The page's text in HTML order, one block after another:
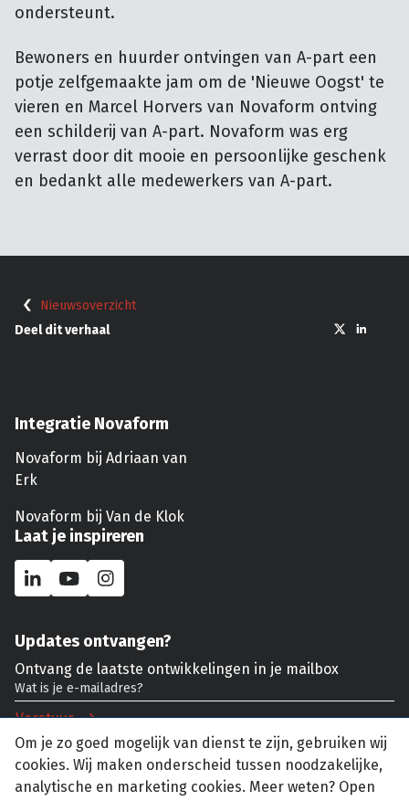
ondersteunt.
Bewoners en huurder ontvingen van A-part een
potje zelfgemaakte jam om de 'Nieuwe Oogst' te
vieren en Marcel Horvers van Novaform ontving
een schilderij van A-part. Novaform was erg
verrast door dit mooie en persoonlijke geschenk
en bedankt alle medewerkers van A-part.
Nieuwsoverzicht
Deel dit verhaal
Integratie Novaform
Novaform bij Adriaan van
Erk
Novaform bij Van de Klok
Laat je inspireren
Updates ontvangen?
Ontvang de laatste ontwikkelingen in je mailbox
Verstuur
Om je zo goed mogelijk van dienst te zijn, gebruiken wij
cookies. Wij maken onderscheid tussen noodzakelijke,
analytische en marketing cookies. Meer weten? Open